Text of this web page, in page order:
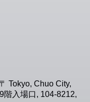
Tokyo, Chuo City,
階入場口, 104-8212,